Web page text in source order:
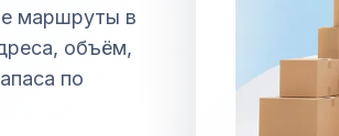
маршруты в
объём,
по